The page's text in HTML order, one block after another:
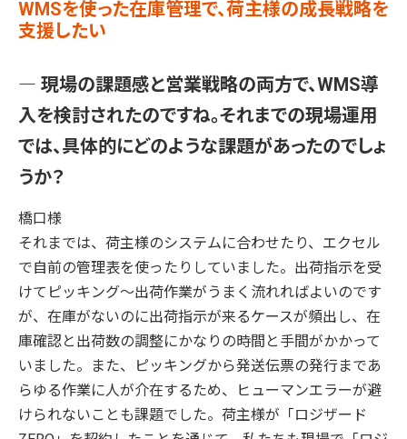
WMSを使った在庫管理で、荷主様の成長戦略を
支援したい
― 現場の課題感と営業戦略の両方で、WMS導
入を検討されたのですね。それまでの現場運用
では、具体的にどのような課題があったのでしょ
うか？
橋口様
それまでは、荷主様のシステムに合わせたり、エクセル
で自前の管理表を使ったりしていました。出荷指示を受
けてピッキング～出荷作業がうまく流れればよいのです
が、在庫がないのに出荷指示が来るケースが頻出し、在
庫確認と出荷数の調整にかなりの時間と手間がかかって
いました。また、ピッキングから発送伝票の発行まであ
らゆる作業に人が介在するため、ヒューマンエラーが避
けられないことも課題でした。荷主様が「ロジザード